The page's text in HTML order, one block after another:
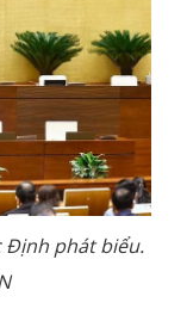
Định phát biểu.